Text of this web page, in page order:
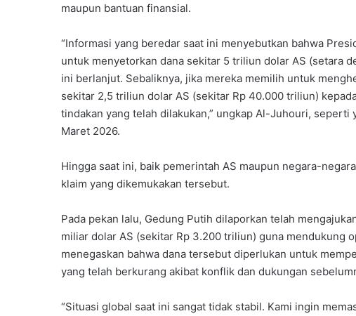
maupun bantuan finansial.
“Informasi yang beredar saat ini menyebutkan bahwa
untuk menyetorkan dana sekitar 5 triliun dolar AS (setara
ini berlanjut. Sebaliknya, jika mereka memilih untuk
sekitar 2,5 triliun dolar AS (sekitar Rp 40.000 triliun)
tindakan yang telah dilakukan,” ungkap Al-Juhouri, seperti
Maret 2026.
Hingga saat ini, baik pemerintah AS maupun negara-
klaim yang dikemukakan tersebut.
Pada pekan lalu, Gedung Putih dilaporkan telah
miliar dolar AS (sekitar Rp 3.200 triliun) guna mendukung
menegaskan bahwa dana tersebut diperlukan untuk
yang telah berkurang akibat konflik dan dukungan
“Situasi global saat ini sangat tidak stabil. Kami ingin